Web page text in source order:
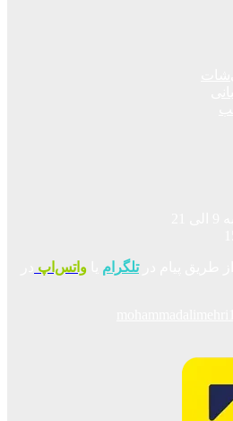
طریق پیام درتلگرام واتس‌اپ